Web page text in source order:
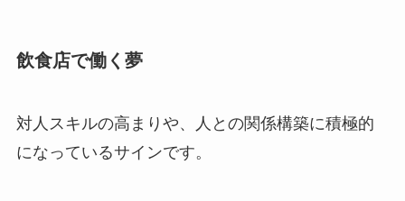
飲食店で働く夢
対人スキルの高まりや、人との関係構築に積極的
になっているサインです。